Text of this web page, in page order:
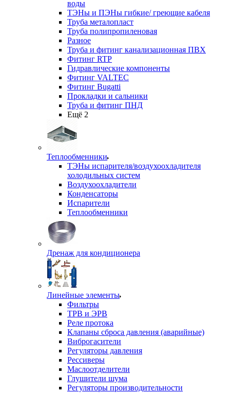
воды
ТЭНы и ПЭНы гибкие/ греющие кабеля
Труба металопласт
Труба полипропиленовая
Разное
Труба и фитинг канализационная ПВХ
Фитинг RTP
Гидравлические компоненты
Фитинг VALTEC
Фитинг Bugatti
Прокладки и сальники
Труба и фитинг ПНД
Ещё 2
Теплообменники
ТЭНы испарителя/воздухоохладителя
холодильных систем
Воздухоохладители
Конденсаторы
Испарители
Теплообменники
Дренаж для кондиционера
Линейные элементы
Фильтры
ТРВ и ЭРВ
Реле протока
Клапаны сброса давления (аварийные)
Виброгасители
Регуляторы давления
Рессиверы
Маслоотделители
Глушители шума
Регуляторы производительности